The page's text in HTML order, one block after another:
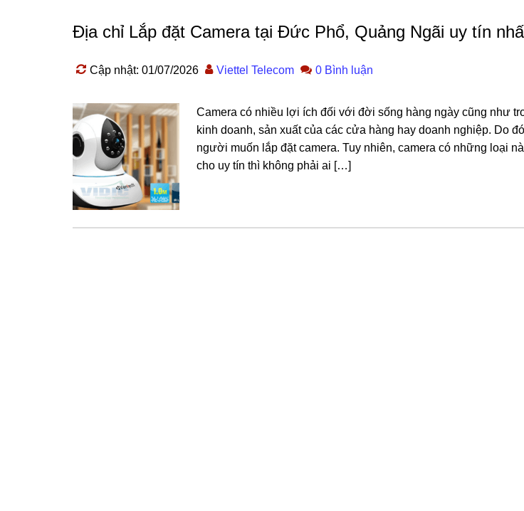
Địa chỉ Lắp đặt Camera tại Đức Phổ, Quảng Ngãi uy tín
Cập nhật: 01/07/2026 Viettel Telecom 0 Bình luận
Camera có nhiều lợi ích đối với đời sống hàng ngày cũng như
kinh doanh, sản xuất của các cửa hàng hay doanh nghiệp. Do
người muốn lắp đặt camera. Tuy nhiên, camera có những loại
cho uy tín thì không phải ai […]